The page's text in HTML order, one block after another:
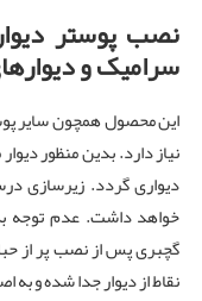
نصب پوستر
سرامیک و
این محصول همچون سایر
نیاز دارد. بدین منظور
دیواری گردد. زیرسازی
خواهد داشت. عدم توجه
گچبری پس از نصب پر از
نقاط از دیوار جدا شده و به